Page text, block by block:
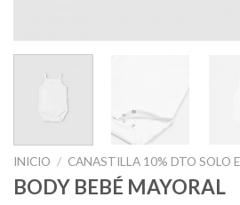
INICIO / CANASTILLA 10% DTO SOLO
BODY BEBÉ MAYORAL